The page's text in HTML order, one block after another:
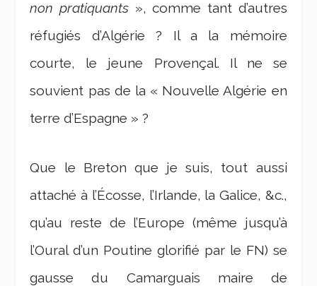
non pratiquants », comme tant d’autres
réfugiés d’Algérie ? Il a la mémoire
courte, le jeune Provençal. Il ne se
souvient pas de la « Nouvelle Algérie en
terre d’Espagne » ?
Que le Breton que je suis, tout aussi
attaché à l’Écosse, l’Irlande, la Galice, &c.,
qu’au reste de l’Europe (même jusqu’à
l’Oural d’un Poutine glorifié par le FN) se
gausse du Camarguais maire de